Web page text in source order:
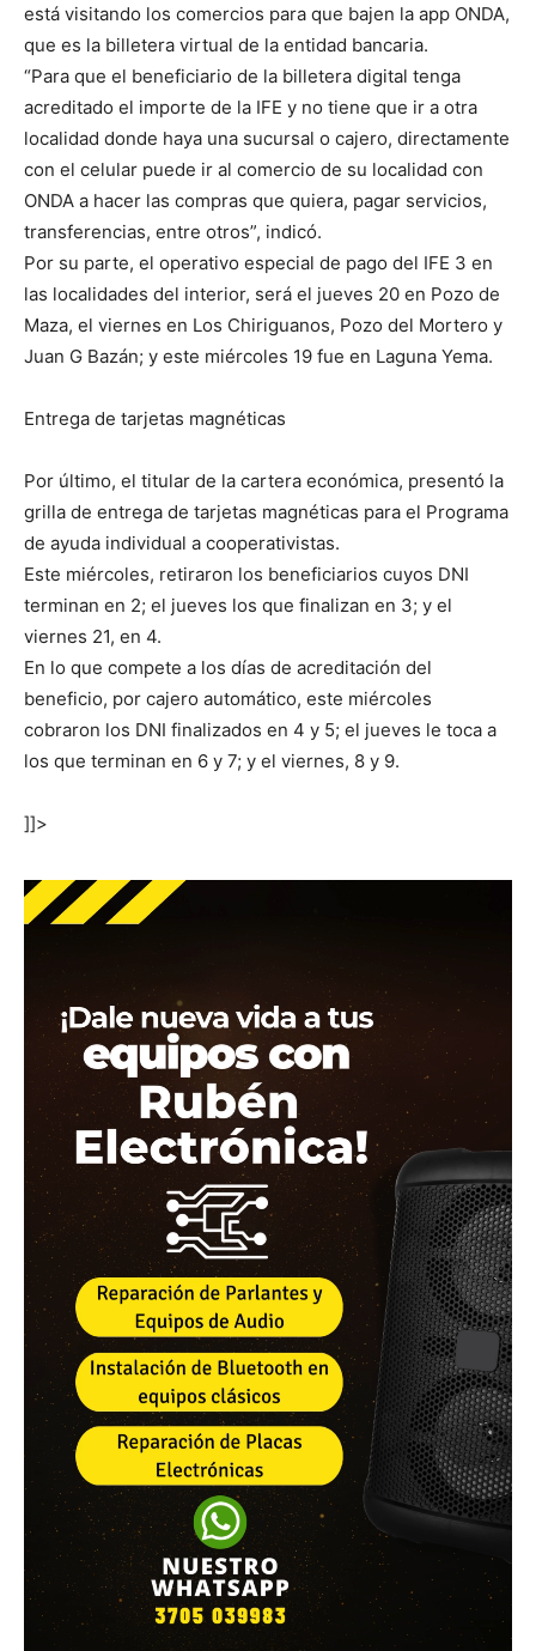
está visitando los comercios para que bajen la app ONDA,
que es la billetera virtual de la entidad bancaria.
“Para que el beneficiario de la billetera digital tenga
acreditado el importe de la IFE y no tiene que ir a otra
localidad donde haya una sucursal o cajero, directamente
con el celular puede ir al comercio de su localidad con
ONDA a hacer las compras que quiera, pagar servicios,
transferencias, entre otros”, indicó.
Por su parte, el operativo especial de pago del IFE 3 en
las localidades del interior, será el jueves 20 en Pozo de
Maza, el viernes en Los Chiriguanos, Pozo del Mortero y
Juan G Bazán; y este miércoles 19 fue en Laguna Yema.
Entrega de tarjetas magnéticas
Por último, el titular de la cartera económica, presentó la
grilla de entrega de tarjetas magnéticas para el Programa
de ayuda individual a cooperativistas.
Este miércoles, retiraron los beneficiarios cuyos DNI
terminan en 2; el jueves los que finalizan en 3; y el
viernes 21, en 4.
En lo que compete a los días de acreditación del
beneficio, por cajero automático, este miércoles
cobraron los DNI finalizados en 4 y 5; el jueves le toca a
los que terminan en 6 y 7; y el viernes, 8 y 9.
]]>